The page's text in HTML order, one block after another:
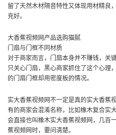
留了天然木材隔音特性又体现用材精良
充好。
大香蕉视频网产品选购猫腻
门扇与门框不同材质
对于商家而言，门扇本身并不赚钱，关
只关心门扇，黑心商家抓住了这个心理
的门扇门框却用密度板的情况。
实大香蕉视频网不一定是真的实大香蕉
有的商家会混淆名称，比如橡木复合实
会直接也叫橡木实大香蕉视频网，几百
蕉视频网时，要问清楚。